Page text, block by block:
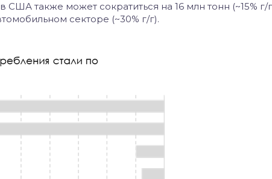
США также может сократиться на 16 млн тонн (~15%
секторе (~30% г/г).